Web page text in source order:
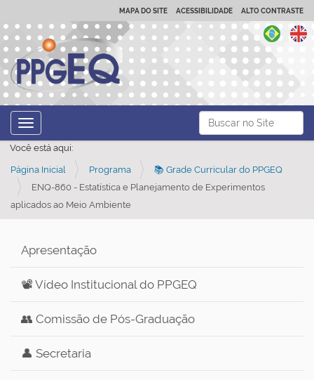
Busca
Busca Avançada…
MAPA DO SITE ACESSIBILIDADE ALTO CONTRASTE
Toggle navigation
Você está aqui:
Página Inicial Programa
📚 Grade Curricular do PPGEQ
ENQ-860 - Estatística e Planejamento de Experimentos
aplicados ao Meio Ambiente
Apresentação
📽️ Vídeo Institucional do PPGEQ
👥 Comissão de Pós-Graduação
👤 Secretaria